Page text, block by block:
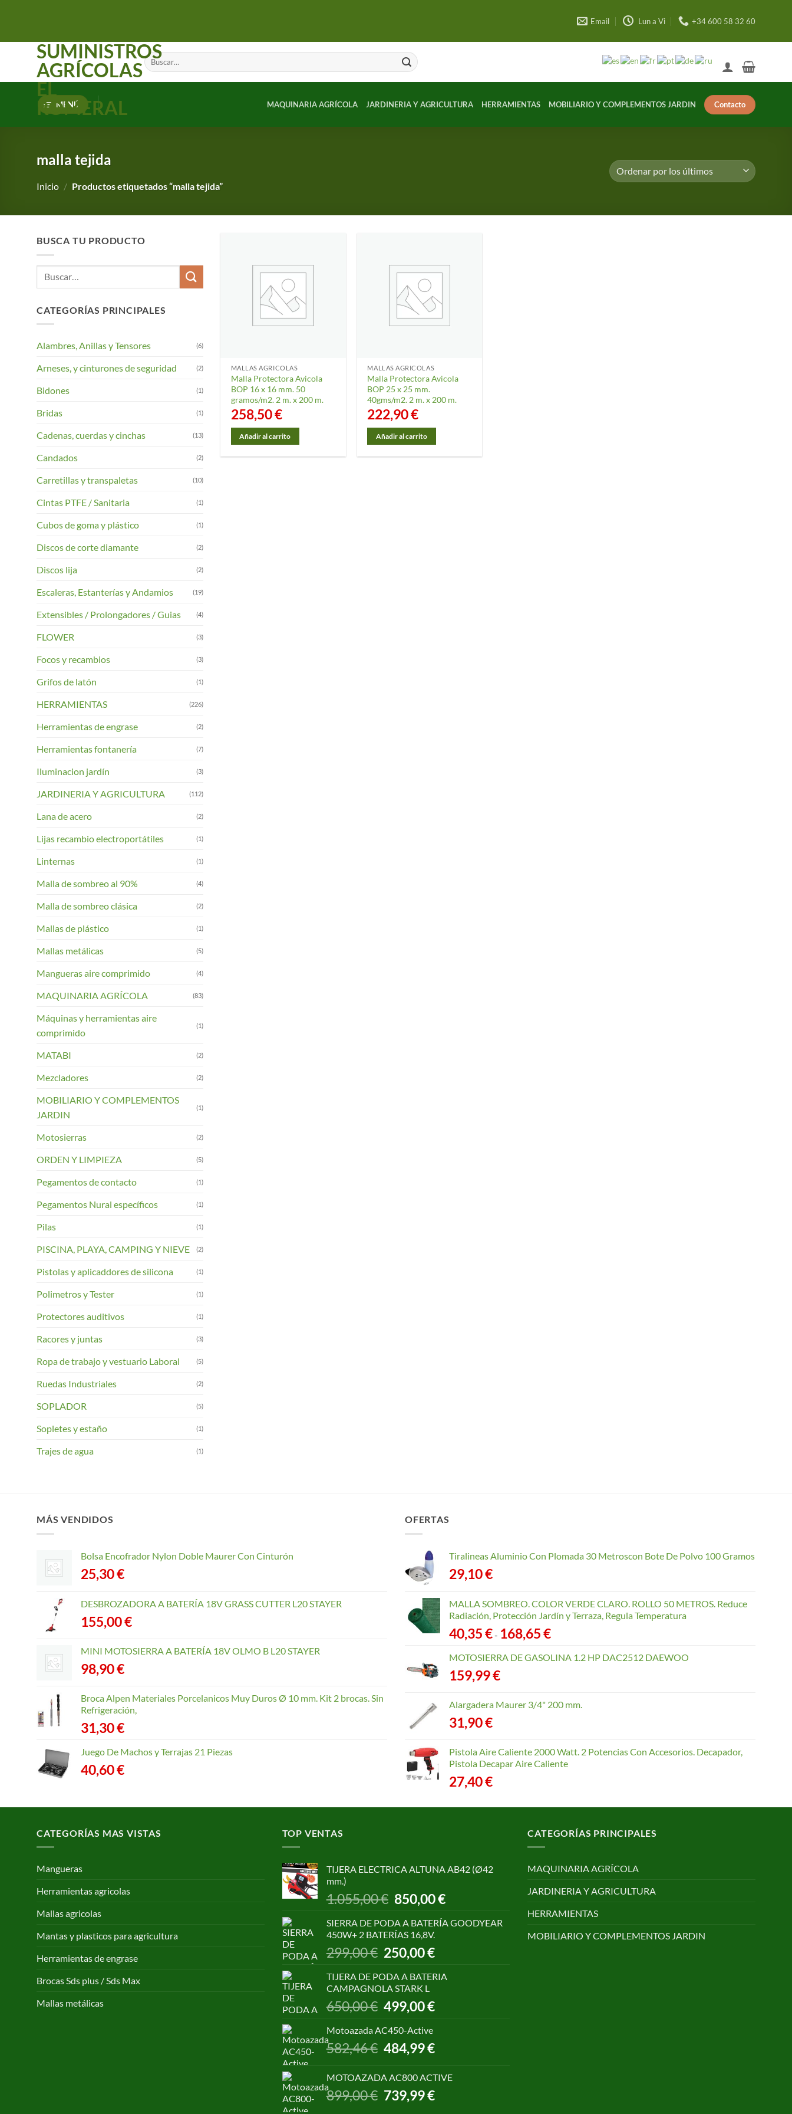
Email Lun a Vi +34 600 58 32 60
SUMINISTROS
AGRÍCOLAS
EL
ROMERAL
Buscar
por:
MENÚ MAQUINARIA AGRÍCOLA JARDINERIA Y AGRICULTURA HERRAMIENTAS MOBILIARIO Y COMPLEMENTOS JARDIN Contacto
malla tejida
Inicio / Productos etiquetados “malla tejida”
BUSCA TU PRODUCTO
Buscar
CATEGORÍAS PRINCIPALES
Alambres, Anillas y Tensores (6)
Arneses, y cinturones de seguridad (2)
Bidones (1)
Bridas (1)
Cadenas, cuerdas y cinchas (13)
Candados (2)
Carretillas y transpaletas (10)
Cintas PTFE / Sanitaria (1)
Cubos de goma y plástico (1)
Discos de corte diamante (2)
Discos lija (2)
Escaleras, Estanterías y Andamios (19)
Extensibles / Prolongadores / Guias (4)
FLOWER (3)
Focos y recambios (3)
Grifos de latón (1)
HERRAMIENTAS (226)
Herramientas de engrase (2)
Herramientas fontanería (7)
Iluminacion jardín (3)
JARDINERIA Y AGRICULTURA (112)
Lana de acero (2)
Lijas recambio electroportátiles (1)
Linternas (1)
Malla de sombreo al 90% (4)
Malla de sombreo clásica (2)
Mallas de plástico (1)
Mallas metálicas (5)
Mangueras aire comprimido (4)
MAQUINARIA AGRÍCOLA (83)
Máquinas y herramientas aire
comprimido
(1)
MATABI (2)
Mezcladores (2)
MOBILIARIO Y COMPLEMENTOS
JARDIN
(1)
Motosierras (2)
ORDEN Y LIMPIEZA (5)
Pegamentos de contacto (1)
Pegamentos Nural específicos (1)
Pilas (1)
PISCINA, PLAYA, CAMPING Y NIEVE (2)
Pistolas y aplicaddores de silicona (1)
Polimetros y Tester (1)
Protectores auditivos (1)
Racores y juntas (3)
Ropa de trabajo y vestuario Laboral (5)
Ruedas Industriales (2)
SOPLADOR (5)
Sopletes y estaño (1)
Trajes de agua (1)
MALLAS AGRICOLAS
Malla Protectora Avicola
BOP 16 x 16 mm. 50
gramos/m2. 2 m. x 200 m.
258,50€
Añadir al carrito
MALLAS AGRICOLAS
Malla Protectora Avicola
BOP 25 x 25 mm.
40gms/m2. 2 m. x 200 m.
222,90€
Añadir al carrito
MÁS VENDIDOS
Bolsa Encofrador Nylon Doble Maurer Con Cinturón
25,30€
DESBROZADORA A BATERÍA 18V GRASS CUTTER L20 STAYER
155,00€
MINI MOTOSIERRA A BATERÍA 18V OLMO B L20 STAYER
98,90€
Broca Alpen Materiales Porcelanicos Muy Duros Ø 10 mm. Kit 2 brocas. Sin
Refrigeración,
31,30€
Juego De Machos y Terrajas 21 Piezas
40,60€
OFERTAS
Tiralineas Aluminio Con Plomada 30 Metroscon Bote De Polvo 100 Gramos
29,10€
MALLA SOMBREO. COLOR VERDE CLARO. ROLLO 50 METROS. Reduce
Radiación, Protección Jardín y Terraza, Regula Temperatura
40,35€- 168,65€Rango
precios:
168,65 €
MOTOSIERRA DE GASOLINA 1.2 HP DAC2512 DAEWOO
159,99€
Alargadera Maurer 3/4" 200 mm.
31,90€
Pistola Aire Caliente 2000 Watt. 2 Potencias Con Accesorios. Decapador,
Pistola Decapar Aire Caliente
27,40€
CATEGORÍAS MAS VISTAS
Mangueras
Herramientas agricolas
Mallas agricolas
Mantas y plasticos para agricultura
Herramientas de engrase
Brocas Sds plus / Sds Max
Mallas metálicas
TOP VENTAS
TIJERA ELECTRICA ALTUNA AB42 (Ø42
mm.)
1.055,00€ El
precio
original
era:
1.055,00 €.
850,00€El
actual
SIERRA DE PODA A BATERÍA GOODYEAR
450W+ 2 BATERÍAS 16,8V.
299,00€ El
precio
original
era:
299,00 €.
250,00€El
actual
250,00 €.
TIJERA DE PODA A BATERIA
CAMPAGNOLA STARK L
650,00€
El
precio
original
650,00 €.
499,00€El
499,00 €.
Motoazada AC450-Active
582,46€
El
precio
era:
582,46 €.
484,99€El
es:
484,99 €.
MOTOAZADA AC800 ACTIVE
899,00€ El
precio
739,99€El
CATEGORÍAS PRINCIPALES
MAQUINARIA AGRÍCOLA
JARDINERIA Y AGRICULTURA
HERRAMIENTAS
MOBILIARIO Y COMPLEMENTOS JARDIN